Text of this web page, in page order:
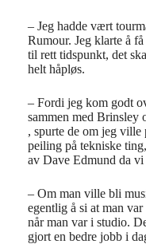
– Jeg hadde vært
Rumour. Jeg klarte å
til rett tidspunkt, det
helt håpløs.
– Fordi jeg kom godt
sammen med
, spurte de om jeg ville
peiling på tekniske
av Dave Edmund da
– Om man ville bli
egentlig å si at man
når man var i studio.
gjort en bedre jobb i